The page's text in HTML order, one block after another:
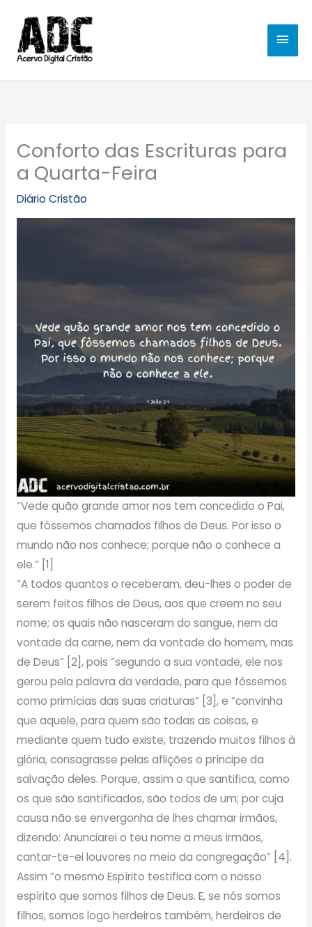
para
conteúdo
Conforto das Escrituras para
a Quarta-Feira
Diário Cristão
“Vede quão grande amor nos tem concedido o Pai,
que fôssemos chamados filhos de Deus. Por isso o
mundo não nos conhece; porque não o conhece a
ele.” [1]
“A todos quantos o receberam, deu-lhes o poder de
serem feitos filhos de Deus, aos que creem no seu
nome; os quais não nasceram do sangue, nem da
vontade da carne, nem da vontade do homem, mas
de Deus” [2], pois “segundo a sua vontade, ele nos
gerou pela palavra da verdade, para que fôssemos
como primícias das suas criaturas” [3], e “convinha
que aquele, para quem são todas as coisas, e
mediante quem tudo existe, trazendo muitos filhos à
glória, consagrasse pelas aflições o príncipe da
salvação deles. Porque, assim o que santifica, como
os que são santificados, são todos de um; por cuja
causa não se envergonha de lhes chamar irmãos,
dizendo: Anunciarei o teu nome a meus irmãos,
cantar-te-ei louvores no meio da congregação” [4].
Assim “o mesmo Espírito testifica com o nosso
espírito que somos filhos de Deus. E, se nós somos
filhos, somos logo herdeiros também, herdeiros de